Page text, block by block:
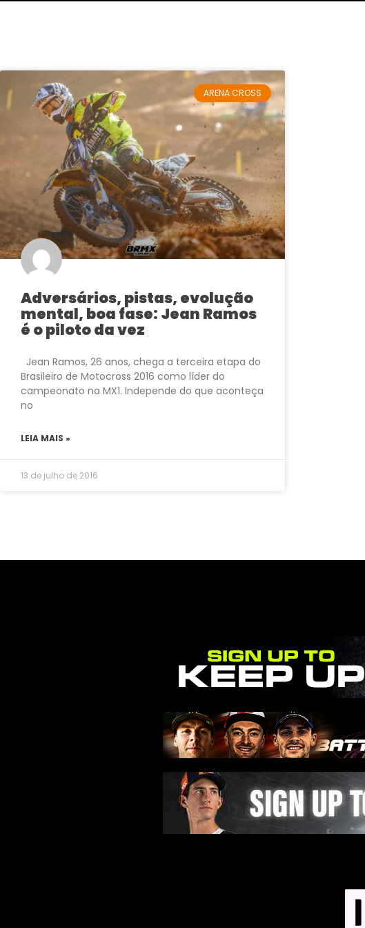
ARENA CROSS
Adversários, pistas, evolução
mental, boa fase: Jean Ramos
é o piloto da vez
Jean Ramos, 26 anos, chega a terceira etapa do
Brasileiro de Motocross 2016 como líder do
campeonato na MX1. Independe do que aconteça
no
LEIA MAIS »
13 de julho de 2016